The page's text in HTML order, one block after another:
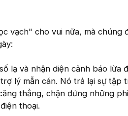
vạch" cho vui nữa, mà chúng
lạ và nhận diện cảnh báo lừa
lý mẫn cán. Nó trả lại sự tập
thẳng, chặn đứng những
thoại.